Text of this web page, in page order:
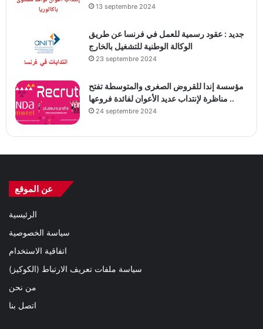
13 septembre 2024
جديد : عقود رسمية للعمل في فرنسا عن طريق
الوكالة الوطنية للتشغيل بالخارج
23 septembre 2024
مؤسسة إندا للقروض الصغرى والمتوسطة تفتح
مناظرة لإنتداب عديد الأعوان لفائدة فروعها ..
24 septembre 2024
عن الموقع
الرئيسية
سياسة الخصوصية
اتفاقية الاستخدام
سياسة ملفات تعريف الارتباط (الكوكيز)
من نحن
اتصل بنا